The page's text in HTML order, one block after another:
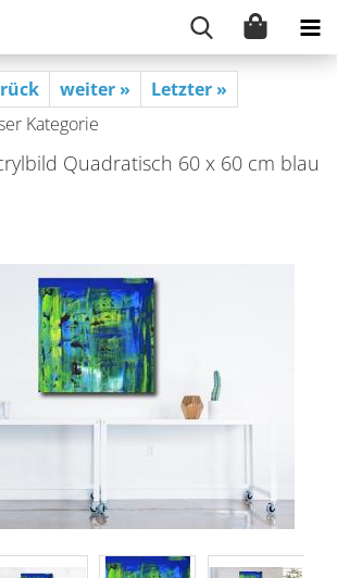
weiter »
Letzter »
Kategorie
Qua­dra­tisch 60 x 60 cm blau